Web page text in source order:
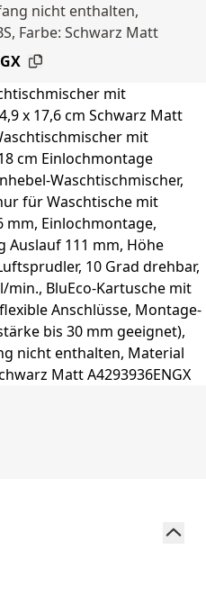
nicht enthalten,
Farbe: Schwarz Matt